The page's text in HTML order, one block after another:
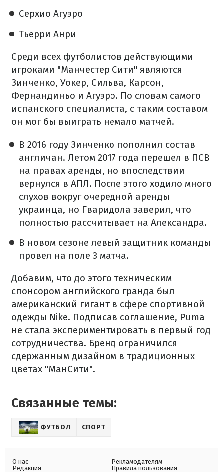
Серхио Агуэро
Тьерри Анри
Среди всех футболистов действующими
игроками "Манчестер Сити" являются
Зинченко, Уокер, Сильва, Карсон,
Фернандиньо и Агуэро. По словам самого
испанского специалиста, с таким составом
он мог бы выиграть немало матчей.
В 2016 году Зинченко пополнил состав
англичан. Летом 2017 года перешел в ПСВ
на правах аренды, но впоследствии
вернулся в АПЛ. После этого ходило много
слухов вокруг очередной аренды
украинца, но Гваридола заверил, что
полностью рассчитывает на Александра.
В новом сезоне левый защитник команды
провел на поле 3 матча.
Добавим, что до этого техническим
спонсором английского гранда был
американский гигант в сфере спортивной
одежды Nike. Подписав соглашение, Puma
не стала экспериментировать в первый год
сотрудничества. Бренд ограничился
сдержанным дизайном в традиционных
цветах "МанСити".
Связанные темы:
ФУТБОЛ СПОРТ
О нас
Редакция
Рекламодателям
Правила пользования